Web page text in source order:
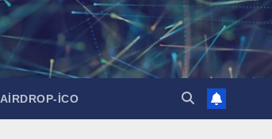
AİRDROP-İCO